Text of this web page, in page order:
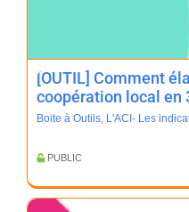
[OUTIL] Comment
coopération local en
Boite à Outils, L'ACI- Les
PUBLIC